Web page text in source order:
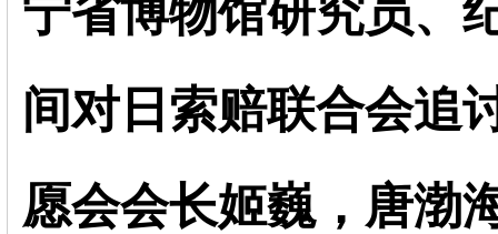
宁省博物馆研究员、
间对日索赔联合会追
愿会会长姬巍，唐渤